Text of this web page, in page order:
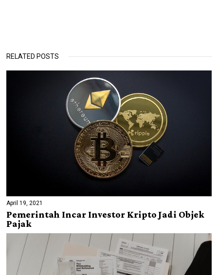
RELATED POSTS
April 19, 2021
Pemerintah Incar Investor Kripto Jadi Objek
Pajak